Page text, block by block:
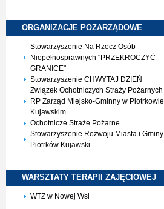
ORGANIZACJE POZARZĄDOWE
Stowarzyszenie Na Rzecz Osób
Niepełnosprawnych "PRZEKROCZYĆ
GRANICE"
Stowarzyszenie CHWYTAJ DZIEŃ
Związek Ochotniczych Straży Pożarnych
RP Zarząd Miejsko-Gminny w Piotrkowie
Kujawskim
Ochotnicze Straże Pożarne
Stowarzyszenie Rozwoju Miasta i Gminy
Piotrków Kujawski
WARSZTATY TERAPII ZAJĘCIOWEJ
WTZ w Nowej Wsi